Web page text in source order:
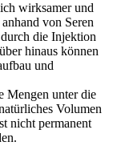
wirksamer und
von Seren
die Injektion
hinaus können
und
Mengen unter die
Volumen
nicht permanent